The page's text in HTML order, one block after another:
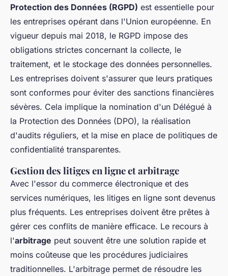
Protection des Données (RGPD) est essentielle pour
les entreprises opérant dans l'Union européenne. En
vigueur depuis mai 2018, le RGPD impose des
obligations strictes concernant la collecte, le
traitement, et le stockage des données personnelles.
Les entreprises doivent s'assurer que leurs pratiques
sont conformes pour éviter des sanctions financières
sévères. Cela implique la nomination d'un Délégué à
la Protection des Données (DPO), la réalisation
d'audits réguliers, et la mise en place de politiques de
confidentialité transparentes.
Gestion des litiges en ligne et arbitrage
Avec l'essor du commerce électronique et des
services numériques, les litiges en ligne sont devenus
plus fréquents. Les entreprises doivent être prêtes à
gérer ces conflits de manière efficace. Le recours à
l'arbitrage peut souvent être une solution rapide et
moins coûteuse que les procédures judiciaires
traditionnelles. L'arbitrage permet de résoudre les